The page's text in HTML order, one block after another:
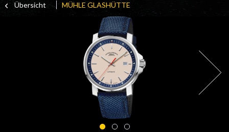
Übersicht MÜHLE GLASHÜTTE